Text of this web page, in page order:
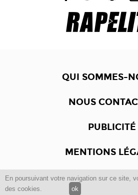
En poursuivant votre navigation sur ce site,
des cookies.
ok
QUI SOMMES-
NOUS
PUBLICITÉ
MENTIONS
Copyright © 2012 -2017Dewalgo-